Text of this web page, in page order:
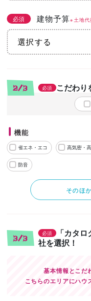
必須 建物予算※土地代
2/3 必須 こだわり
機能
省エネ・エコ 高気密・
防音
そのほ
3/3
必須
「カタロ
社を選択！
基本情報とこだ
こちらのエリアにハウ